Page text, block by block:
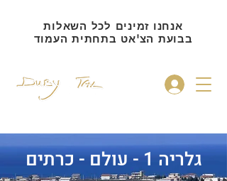
אנחנו זמינים לכל השאלות
בבועת הצ'אט בתחתית העמוד
גלריה 1 - עולם - כרתים